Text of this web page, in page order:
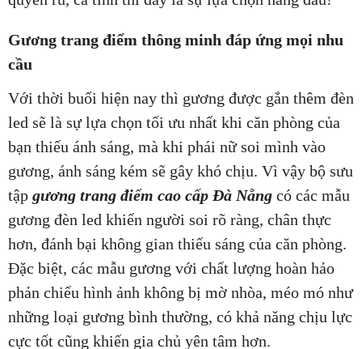
Gương trang điểm thông minh đáp ứng mọi nhu
cầu
Với thời buổi hiện nay thì gương được gắn thêm đèn
led sẽ là sự lựa chọn tối ưu nhất khi căn phòng của
bạn thiếu ánh sáng, mà khi phái nữ soi mình vào
gương, ánh sáng kém sẽ gây khó chịu. Vì vậy bộ sưu
tập gương trang điểm cao cấp Đà Nẵng có các mẫu
gương đèn led khiến người soi rõ ràng, chân thực
hơn, đánh bại không gian thiếu sáng của căn phòng.
Đặc biệt, các mẫu gương với chất lượng hoàn hảo
phản chiếu hình ảnh không bị mờ nhòa, méo mó như
những loại gương bình thường, có khả năng chịu lực
cực tốt cũng khiến gia chủ yên tâm hơn.